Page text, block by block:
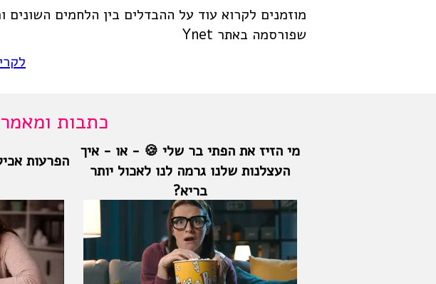
מוזמנים לקרוא עוד על ההבדלים בין הלחמים
שפורסמה באתר Ynet
כתבות
מי הזיז את הפתי בר שלי 🍪 - או - איך
העצלנות שלנו גרמה לנו לאכול יותר
בריא?
הפרעות